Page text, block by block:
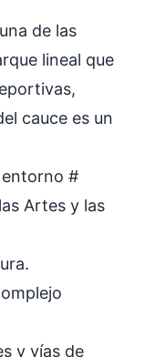
de las
lineal que
cauce es un
entorno #
Artes y las
y vías de